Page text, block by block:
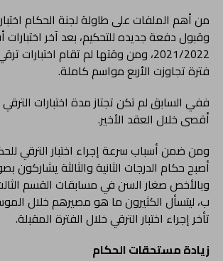
من أهم الملفات على طاولة لجنة الحكام
وقبول دفعة جديده للتحكيم، بعد آخر
2021/2022، ومن وقتها لم تقام
فترة تجاوزت الأربع مواسم كاملة.
ففي السابق لم تكن تجتاز مدة اختبارات
أقصى خلال العقد الأخير.
ومن ضمن أسباب سرعة إجراء اختبار الترقي
أصبح حكام الدرجات الثانية والثالثة يشاركون
وبالأخص صغار السن في مسابقات القسم
ب، ليتسأل الكثيرون ما هو مصيرهم خلال
تأخر إجراء اختبار الترقي خلال الفترة المقبلة.
زيادة مستحقات الحكام